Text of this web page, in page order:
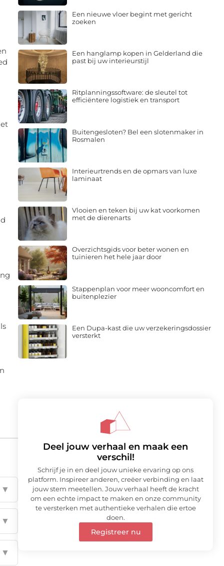
▼
▼
▼
Een nieuwe vloer begint met gericht
zoeken
Een hanglamp kopen in Gelderland die
past bij uw interieurstijl
Ritplanningssoftware: de sleutel tot
efficiëntere logistiek en transport
Buitengesloten? Bel een slotenmaker in
Rosmalen
Interieurtrends en de opmars van luxe
laminaat
Vlooien en teken bij uw kat voorkomen
met de dierenarts
Overzichtsgids voor beter wonen en
tuinieren het hele jaar door
Stappenplan voor meer wooncomfort en
buitenplezier
Een Dupa-kast die uw verzekeringsdossier
versterkt
Deel jouw verhaal en maak een
verschil!
Schrijf je in en deel jouw unieke ervaring op ons
platform. Inspireer anderen, creëer verbinding en laat
jouw stem meetellen. Jouw verhaal heeft de kracht
om een echte impact te maken en onze community
te versterken met authentieke verhalen die ertoe
doen.
Registreer nu